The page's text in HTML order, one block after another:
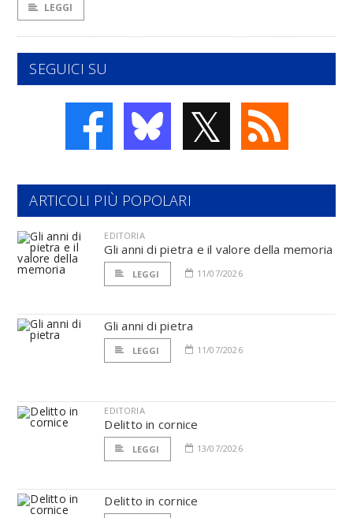
LEGGI
SEGUICI SU
𝕏
ARTICOLI PIÙ POPOLARI
EDITORIA
Gli anni di pietra e il valore della memoria
LEGGI 11/07/2026
Gli anni di pietra
LEGGI 11/07/2026
EDITORIA
Delitto in cornice
LEGGI 13/07/2026
Delitto in cornice